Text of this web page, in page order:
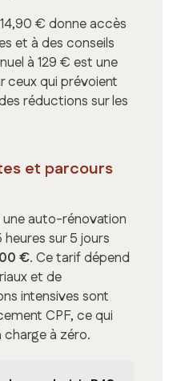
€ donne accès
et à des conseils
à 129 € est une
ceux qui prévoient
réductions sur les
et parcours
une auto-rénovation
sur 5 jours
€. Ce tarif dépend
et de
intensives sont
CPF, ce qui
à zéro.